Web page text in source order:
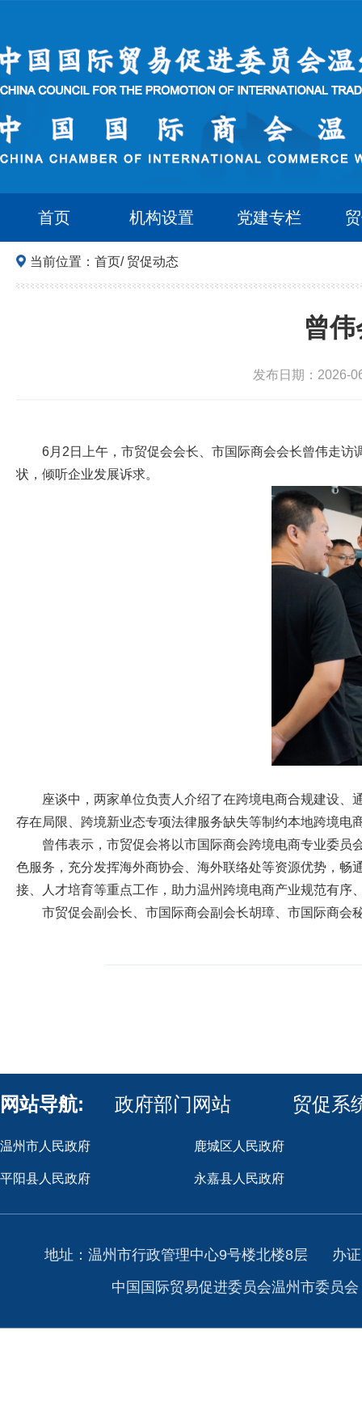
首页 机构设置 党建专栏
当前位置： 首页/ 贸促动态
曾
发布日期：2026-
6月2日上午，市贸促会会长、市国际商会会长曾伟走
状，倾听企业发展诉求。
座谈中，两家单位负责人介绍了在跨境电商合规建设
存在局限、跨境新业态专项法律服务缺失等制约本地跨境电
曾伟表示，市贸促会将以市国际商会跨境电商专业委
色服务，充分发挥海外商协会、海外联络处等资源优势，
接、人才培育等重点工作，助力温州跨境电商产业规范有序
市贸促会副会长、市国际商会副会长胡璋、市国际商会
网站导航: 政府部门网站 贸促系
温州市人民政府 鹿城区人民政府
平阳县人民政府 永嘉县人民政府
地址：温州市行政管理中心9号楼北楼8层
办
中国国际贸易促进委员会温州市委员